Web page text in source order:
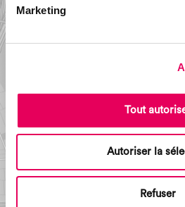
Marketing
Tout
Autoriser la
Refuser